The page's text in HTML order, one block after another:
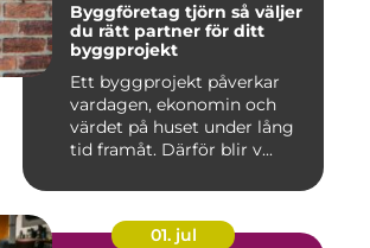
Byggföretag tjörn så väljer
du rätt partner för ditt
byggprojekt
Ett byggprojekt påverkar
vardagen, ekonomin och
värdet på huset under lång
tid framåt. Därför blir v...
01. jul